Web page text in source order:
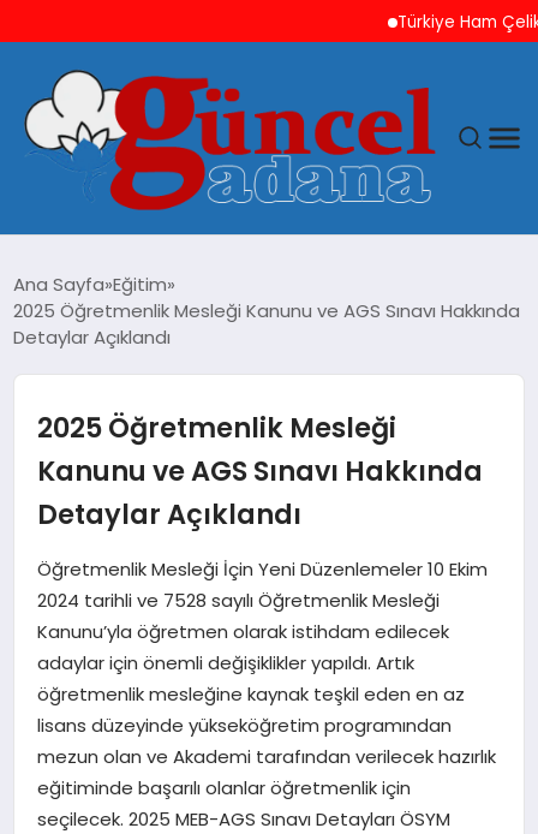
Türkiye Ham Çelik
GÜNCEL
SAĞLIK
SPOR
TEKNOLOJI
Ana Sayfa Eğitim
2025 Öğretmenlik Mesleği Kanunu ve AGS Sınavı Hakkında
Detaylar Açıklandı
2025 Öğretmenlik Mesleği
Kanunu ve AGS Sınavı Hakkında
Detaylar Açıklandı
Öğretmenlik Mesleği İçin Yeni Düzenlemeler 10 Ekim
2024 tarihli ve 7528 sayılı Öğretmenlik Mesleği
Kanunu’yla öğretmen olarak istihdam edilecek
adaylar için önemli değişiklikler yapıldı. Artık
öğretmenlik mesleğine kaynak teşkil eden en az
lisans düzeyinde yükseköğretim programından
mezun olan ve Akademi tarafından verilecek hazırlık
eğitiminde başarılı olanlar öğretmenlik için
seçilecek. 2025 MEB-AGS Sınavı Detayları ÖSYM